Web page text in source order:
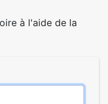
à l'aide de la